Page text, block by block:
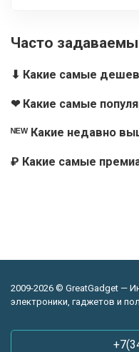
Часто
⬇ Какие самые
❤ Какие самые
ᴺᴱᵂ Какие недавно
₽ Какие самые
2009-2026 © GreatGadget —
электроники, гаджетов и